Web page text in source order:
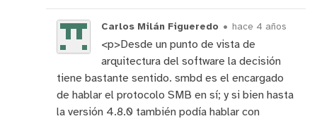
Carlos Milán Figueredo • hace 4 años
<p>Desde un punto de vista de
arquitectura del software la decisión
tiene bastante sentido. smbd es el encargado
de hablar el protocolo SMB en sí; y si bien hasta
la versión 4.8.0 también podía hablar con